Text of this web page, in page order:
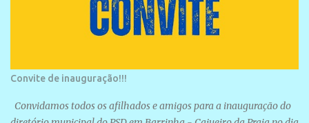
Convite de inauguração!!!
Convidamos todos os afilhados e amigos para a inauguração do